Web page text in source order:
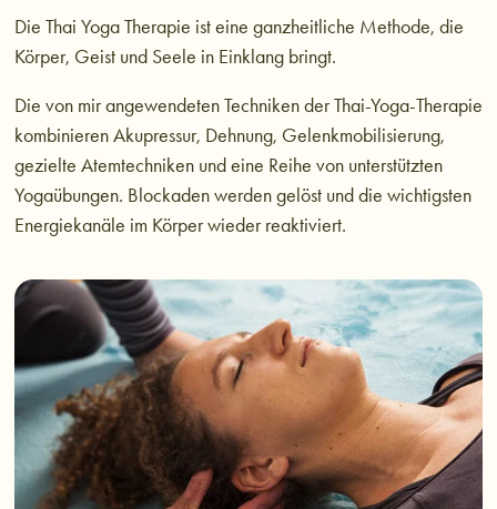
Die Thai Yoga Therapie ist eine ganzheitliche Methode, die
Körper, Geist und Seele in Einklang bringt.
Die von mir angewendeten Techniken der Thai-Yoga-Therapie
kombinieren Akupressur, Dehnung, Gelenkmobilisierung,
gezielte Atemtechniken und eine Reihe von unterstützten
Yogaübungen. Blockaden werden gelöst und die wichtigsten
Energiekanäle im Körper wieder reaktiviert.